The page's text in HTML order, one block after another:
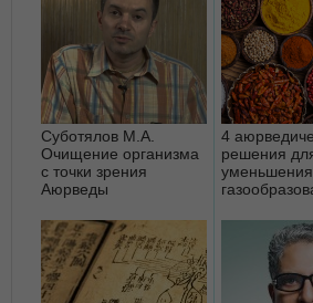
Суботялов М.А.
Очищение организма
с точки зрения
Аюрведы
4
решения
уменьшения